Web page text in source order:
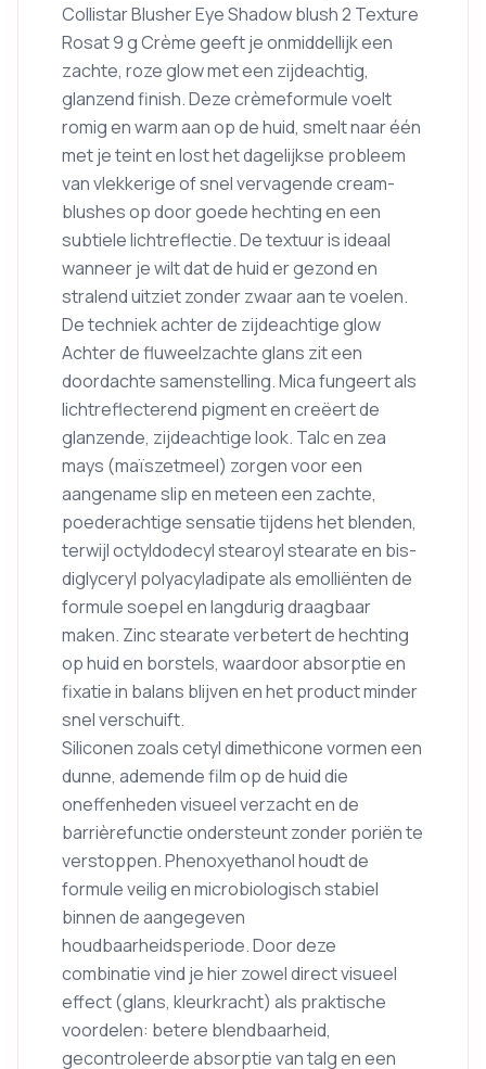
Collistar Blusher Eye Shadow blush 2 Texture
Rosat 9 g Crème geeft je onmiddellijk een
zachte, roze glow met een zijdeachtig,
glanzend finish. Deze crèmeformule voelt
romig en warm aan op de huid, smelt naar één
met je teint en lost het dagelijkse probleem
van vlekkerige of snel vervagende cream-
blushes op door goede hechting en een
subtiele lichtreflectie. De textuur is ideaal
wanneer je wilt dat de huid er gezond en
stralend uitziet zonder zwaar aan te voelen.
De techniek achter de zijdeachtige glow
Achter de fluweelzachte glans zit een
doordachte samenstelling. Mica fungeert als
lichtreflecterend pigment en creëert de
glanzende, zijdeachtige look. Talc en zea
mays (maïszetmeel) zorgen voor een
aangename slip en meteen een zachte,
poederachtige sensatie tijdens het blenden,
terwijl octyldodecyl stearoyl stearate en bis-
diglyceryl polyacyladipate als emolliënten de
formule soepel en langdurig draagbaar
maken. Zinc stearate verbetert de hechting
op huid en borstels, waardoor absorptie en
fixatie in balans blijven en het product minder
snel verschuift.
Siliconen zoals cetyl dimethicone vormen een
dunne, ademende film op de huid die
oneffenheden visueel verzacht en de
barrièrefunctie ondersteunt zonder poriën te
verstoppen. Phenoxyethanol houdt de
formule veilig en microbiologisch stabiel
binnen de aangegeven
houdbaarheidsperiode. Door deze
combinatie vind je hier zowel direct visueel
effect (glans, kleurkracht) als praktische
voordelen: betere blendbaarheid,
gecontroleerde absorptie van talg en een